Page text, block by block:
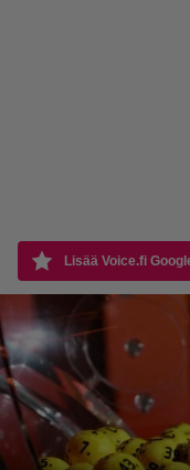
Lisää Voice.fi